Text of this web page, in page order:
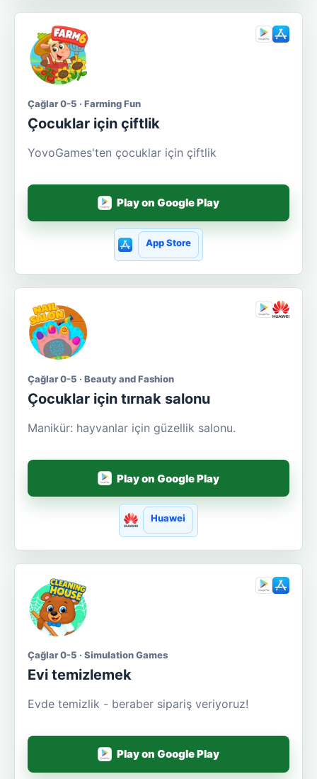
Çağlar 0-5 · Farming Fun
Çocuklar için çiftlik
YovoGames'ten çocuklar için çiftlik
Play on Google Play
App Store
Çağlar 0-5 · Beauty and Fashion
Çocuklar için tırnak salonu
Manikür: hayvanlar için güzellik salonu.
Play on Google Play
Huawei
Çağlar 0-5 · Simulation Games
Evi temizlemek
Evde temizlik - beraber sipariş veriyoruz!
Play on Google Play